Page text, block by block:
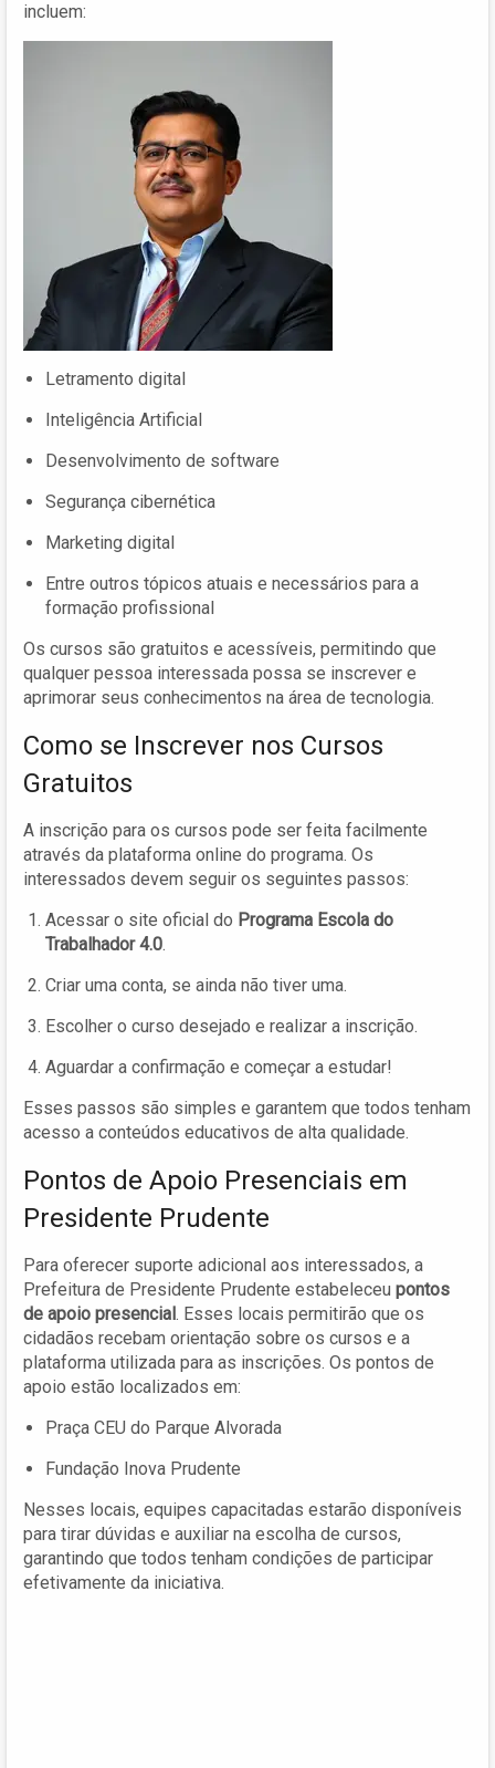
incluem:
Letramento digital
Inteligência Artificial
Desenvolvimento de software
Segurança cibernética
Marketing digital
Entre outros tópicos atuais e necessários para a
formação profissional
Os cursos são gratuitos e acessíveis, permitindo que
qualquer pessoa interessada possa se inscrever e
aprimorar seus conhecimentos na área de tecnologia.
Como se Inscrever nos Cursos
Gratuitos
A inscrição para os cursos pode ser feita facilmente
através da plataforma online do programa. Os
interessados devem seguir os seguintes passos:
Acessar o site oficial do Programa Escola do
Trabalhador 4.0.
Criar uma conta, se ainda não tiver uma.
Escolher o curso desejado e realizar a inscrição.
Aguardar a confirmação e começar a estudar!
Esses passos são simples e garantem que todos tenham
acesso a conteúdos educativos de alta qualidade.
Pontos de Apoio Presenciais em
Presidente Prudente
Para oferecer suporte adicional aos interessados, a
Prefeitura de Presidente Prudente estabeleceu pontos
de apoio presencial. Esses locais permitirão que os
cidadãos recebam orientação sobre os cursos e a
plataforma utilizada para as inscrições. Os pontos de
apoio estão localizados em:
Praça CEU do Parque Alvorada
Fundação Inova Prudente
Nesses locais, equipes capacitadas estarão disponíveis
para tirar dúvidas e auxiliar na escolha de cursos,
garantindo que todos tenham condições de participar
efetivamente da iniciativa.